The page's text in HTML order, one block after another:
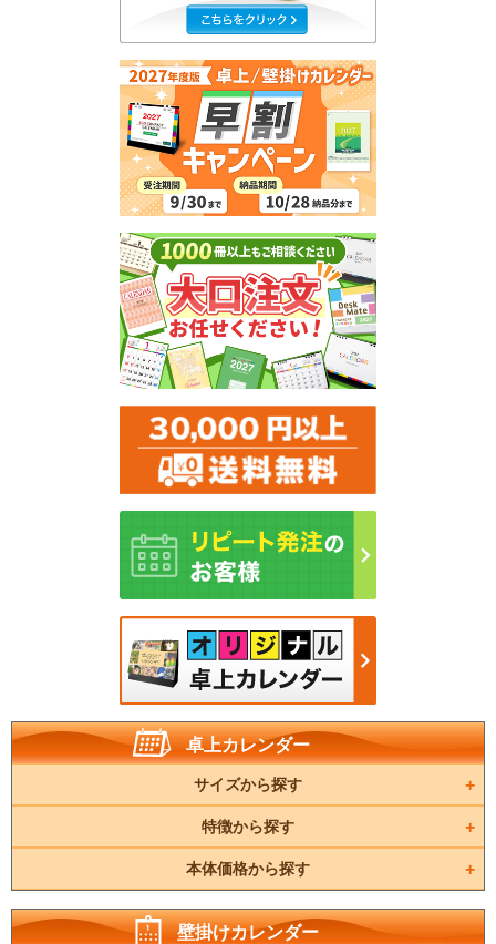
卓上カレンダー
サイズから探す
特徴から探す
本体価格から探す
壁掛けカレンダー